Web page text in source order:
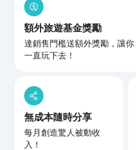
額外旅遊基金獎勵
達銷售門檻送額外獎勵，讓你
一直玩下去！
無成本隨時分享
每月創造驚人被動收
入！